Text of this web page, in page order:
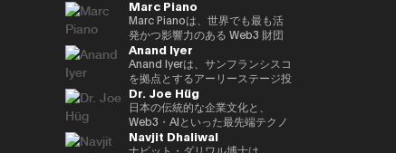
Budki）**は、戦略的投資とグロ
ーバルな思想的リーダーシップを
通じて Web3 分野の成長を牽引
する、業界を代表する人物であ
る。 1億ドル規模の暗号資産特化
型ファンド Sigma Capital の
CEOとして、分散型エコシステ
ムへの強いコミットメントのも
と、3年以内に100社以上のブロ
ックチェーン・スタートアップへ
り、技術のローカライズを推進 •
AI・データ・DX に関する専門的
なトレーニングを提供 • e-
Government、デジタルトランス
フォーメーション、人工知能、第
4次産業革命に関連する複数のプ
ロジェクトを主導・参画（鉱業、
スマートシティ、ヘルスケア、教
育、観光、農業、物流・交通、リ
スクおよび危機管理、メディア分
し、メンタリングも行っていま
す。彼は多数の証券ライセンスを
保有しており、カリフォルニア大
学バークレー校で工学の学士号を
取得し、UCLAアンダーソン経営
大学院でMBAを取得しました。
現在は同大学で暗号通貨ファイナ
ンスを教えています。
等を立ち上げる。2022 年、複数
の金融機関や取引所、ソフトウェ
ア企業の出資による、デジタルア
セット基盤事業の独立会社化を発
表し、2023年10月創業より代表
就任。特許登録8 件
「NFTの教科書」、 ｢先読み！メ
タバース＆NFT」など。 日本ブ
ロックチェーン協会顧問、日本
STO協会監事、一般社団法人
Metaverse Japan監事、FinTech
協会キャピタルマーケッツ部門事
務局、HashPort監査役、前
bitFlyer社外取締役などを務め
る。海外のChambers Asia
Pacific、Best Lawyers
rankings、Legal500で日本の
めるべきである」という人間中心
の理念に基づいて誕生しました。
その哲学は、高い評価を受けてい
る Even G1 および Even G2 ディ
スプレイ型スマートグラスのデザ
インにも色濃く反映されていま
す。これらの製品では、AIがリア
ルタイムで機能し、重要な対話を
サポートすることで、ユーザーが
思考を整理し、自信を持ってコミ
ュニケーションを取り、仕事や日
ンを推進するグローバルアドバイ
ザー。 ボストンおよびサンフラ
ンシスコを拠点にAI・フィンテッ
ク・サイバーセキュリティ分野へ
投資する Mendoza Ventures の
ベンチャーパートナー、また、
AI・Web3分野に特化したスイス
およびアフリカ拠点のベンチャー
キャピタル CV VC のアドバイザ
ーを務める。現在、世界10社以
上のベンチャーキャピタルの支援
ーを務めており、創業者としての
経験、エンタープライズ向けGo-
to-Market（GTM）のリーダー
シップ、そして国際的なビジネス
経験を兼ね備えています。現在、
日本市場におけるMidnightの戦
略を統括し、GTM、エンタープ
ライズ連携、コミュニティ成長、
エコシステムの普及を推進してい
ます。 これまでのキャリアで
は、急成長スタートアップとグロ
Marc Piano
Marc Pianoは、世界でも最も活
発かつ影響力のある Web3 財団
のいくつかにおいて、独立取締役
（Independent Director of
Record）およびコンサルタント
を務めている人物である。デジタ
ル資産エコシステムの最上位レベ
ルにおいて、ガバナンス、コンプ
ライアンス、長期的な持続可能性
を監督する役割を信頼されて担っ
Anand Iyer
Anand Iyerは、サンフランシスコ
を拠点とするアーリーステージ投
資ファンド Canonical のマネー
ジング・パートナーであり、AI、
ロボティクス、暗号資産といった
フロンティアテクノロジーへの投
資に注力している。アイヤーはシ
Dr. Joe Hüg
日本の伝統的な企業文化と、
Web3・AIといった最先端テクノ
ロジーが交差する領域で活躍する
実務家・研究者・教育者です。情
Navjit Dhaliwal
ナビット・ダリワル博士は、